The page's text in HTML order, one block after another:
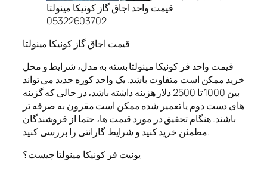
قیمت واحد اجاق گاز کونیکا مینولتا
05322603702
قیمت اجاق گاز کونیکا مینولتا
قیمت واحد فر کونیکا مینولتا بسته به مدل، شرایط و محل
خرید ممکن است متفاوت باشد. یک واحد کوره جدید می تواند
بین 1000 تا 2500 دلار هزینه داشته باشد، در حالی که گزینه
های دست دوم یا تعمیر شده ممکن است مقرون به صرفه تر
باشند. هنگام تحقیق در مورد قیمت ها، حتما از فروشندگان
مطمئن خرید کنید و شرایط گارانتی را بررسی کنید.
یونیت فر کونیکا مینولتا چیست؟